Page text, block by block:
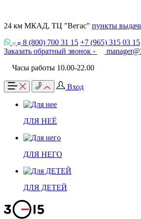
24 км МКАД, ТЦ "Вегас" пункты
8 (800) 700 31 15 +7 (965) 315 03 15
Заказать обратный звонок ›
Часы работы 10.00-22.00
Вход
ДЛЯ НЕЁ
ДЛЯ НЕГО
ДЛЯ ДЕТЕЙ